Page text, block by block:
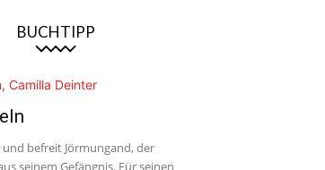
BUCHTIPP
und befreit Jörmungand, der
seinem Gefängnis. Für seinen